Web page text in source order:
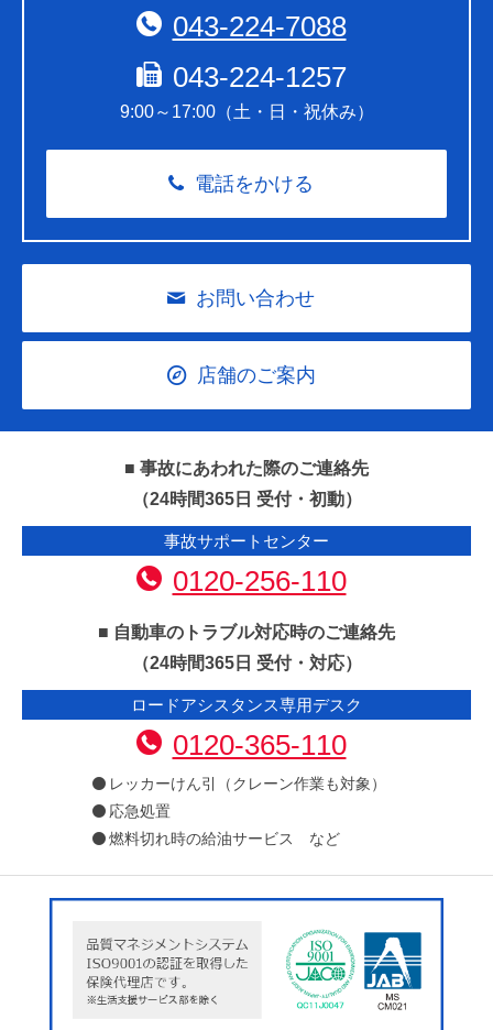
043-224-7088
043-224-1257
9:00～17:00（土・日・祝休み）
電話をかける
お問い合わせ
店舗のご案内
■ 事故にあわれた際のご連絡先
（24時間365日 受付・初動）
事故サポートセンター
0120-256-110
■ 自動車のトラブル対応時のご連絡先
（24時間365日 受付・対応）
ロードアシスタンス専用デスク
0120-365-110
レッカーけん引（クレーン作業も対象）
応急処置
燃料切れ時の給油サービス など